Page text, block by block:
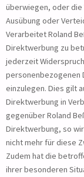
überwiegen, oder die
Ausübung oder
Verarbeitet Roland
Direktwerbung zu
jederzeit
personenbezogenen
einzulegen. Dies gilt
Direktwerbung in
gegenüber Roland
Direktwerbung, so
nicht mehr für diese
Zudem hat die
ihrer besonderen